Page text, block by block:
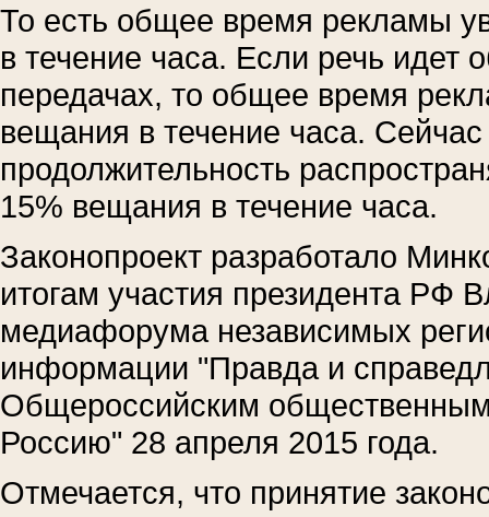
То есть общее время рекламы
в течение часа. Если речь идет
передачах, то общее время
вещания в течение часа.
продолжительность
15% вещания в течение часа.
Законопроект разработало
итогам участия президента РФ
медиафорума независимых
информации "Правда и
Общероссийским
Россию" 28 апреля 2015 года.
Отмечается, что принятие